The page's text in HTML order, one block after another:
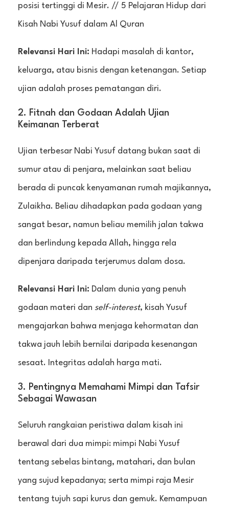
posisi tertinggi di Mesir. // 5 Pelajaran Hidup dari
Kisah Nabi Yusuf dalam Al Quran
Relevansi Hari Ini: Hadapi masalah di kantor,
keluarga, atau bisnis dengan ketenangan. Setiap
ujian adalah proses pematangan diri.
2. Fitnah dan Godaan Adalah Ujian
Keimanan Terberat
Ujian terbesar Nabi Yusuf datang bukan saat di
sumur atau di penjara, melainkan saat beliau
berada di puncak kenyamanan rumah majikannya,
Zulaikha. Beliau dihadapkan pada godaan yang
sangat besar, namun beliau memilih jalan takwa
dan berlindung kepada Allah, hingga rela
dipenjara daripada terjerumus dalam dosa.
Relevansi Hari Ini: Dalam dunia yang penuh
godaan materi dan self-interest, kisah Yusuf
mengajarkan bahwa menjaga kehormatan dan
takwa jauh lebih bernilai daripada kesenangan
sesaat. Integritas adalah harga mati.
3. Pentingnya Memahami Mimpi dan Tafsir
Sebagai Wawasan
Seluruh rangkaian peristiwa dalam kisah ini
berawal dari dua mimpi: mimpi Nabi Yusuf
tentang sebelas bintang, matahari, dan bulan
yang sujud kepadanya; serta mimpi raja Mesir
tentang tujuh sapi kurus dan gemuk. Kemampuan